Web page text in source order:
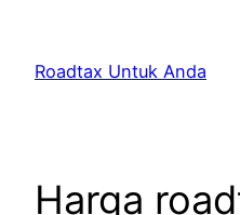
content
Roadtax Untuk Anda
Harga